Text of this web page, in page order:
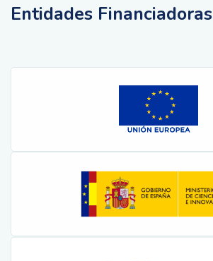
Entidades Financiadoras